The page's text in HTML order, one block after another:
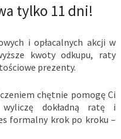
tylko 11 dni!
i opłacalnych akcji w
kwoty odkupu, raty
prezenty.
chętnie pomogę Ci
wyliczę dokładną ratę i
formalny krok po kroku –